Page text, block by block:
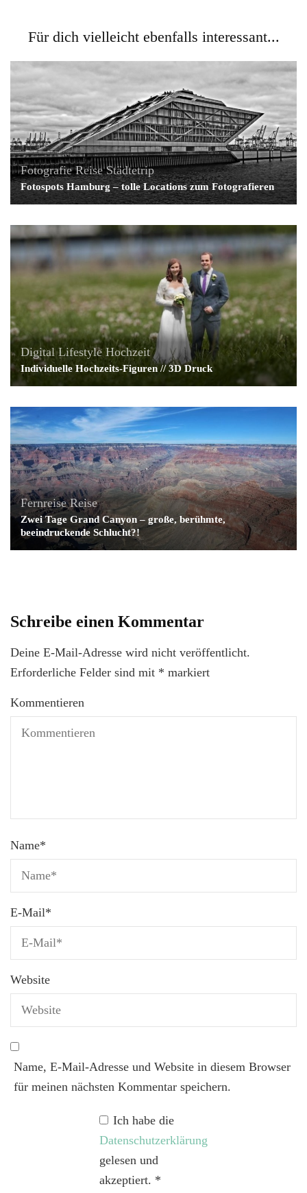
Für dich vielleicht ebenfalls interessant...
Fotografie Reise Städtetrip
Fotospots Hamburg – tolle Locations zum Fotografieren
Digital Lifestyle Hochzeit
Individuelle Hochzeits-Figuren // 3D Druck
Fernreise Reise
Zwei Tage Grand Canyon – große, berühmte,
beeindruckende Schlucht?!
Schreibe einen Kommentar
Deine E-Mail-Adresse wird nicht veröffentlicht.
Erforderliche Felder sind mit * markiert
Kommentieren
Name*
E-Mail*
Website
Name, E-Mail-Adresse und Website in diesem Browser
für meinen nächsten Kommentar speichern.
Ich habe die
Datenschutzerklärung
gelesen und
akzeptiert. *